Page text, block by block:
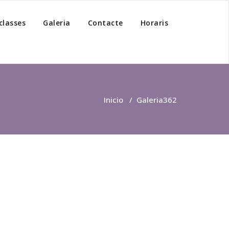
Galeria Contacte Horaris
Inicio / Galeria362